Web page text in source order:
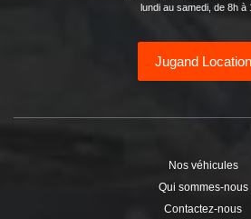
lundi au samedi, de 8h à
Jugand Location
Nos véhicules
Qui sommes-nous
Contactez-nous